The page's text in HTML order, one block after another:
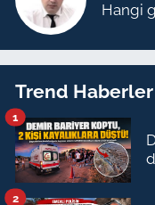
Hangi
Trend Haberler
1
2